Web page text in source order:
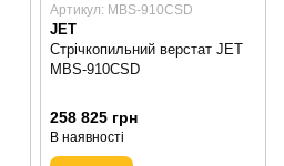
Артикул: MBS-910CSD
JET
Стрічкопильний верстат JET
MBS-910CSD
258 825 грн
В наявності